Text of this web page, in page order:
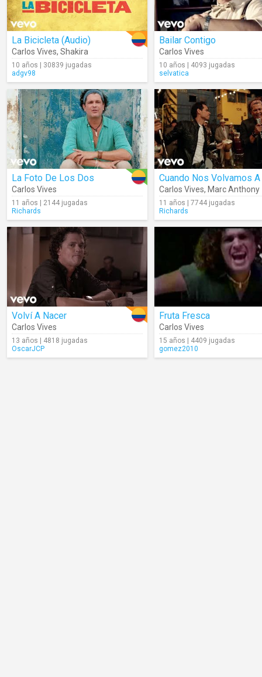
La Bicicleta (Audio)
Carlos Vives, Shakira
10 años | 30839 jugadas
adgv98
Bailar Contigo
Carlos Vives
10 años | 4093 jugadas
selvatica
La Foto De Los Dos
Carlos Vives
11 años | 2144 jugadas
Richards
Carlos Vives, Marc Anthony
11 años | 7744 jugadas
Richards
Volví A Nacer
Carlos Vives
13 años | 4818 jugadas
OscarJCP
Fruta Fresca
Carlos Vives
15 años | 4409 jugadas
gomez2010